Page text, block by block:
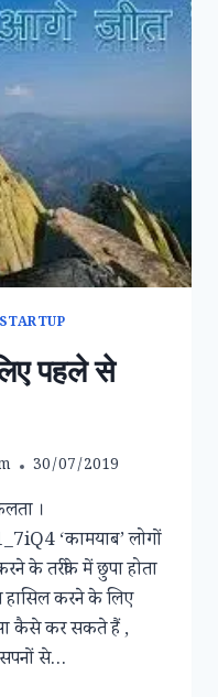
STARTUP
पहले से
30/07/2019
।
‘कामयाब’ लोगों
के तरीके में छुपा होता
हासिल करने के लिए
कैसे कर सकते हैं ,
से…